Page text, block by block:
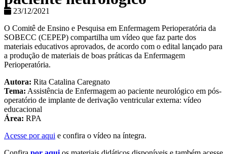
23/12/2021
O Comitê de Ensino e Pesquisa em Enfermagem Perioperatória da
SOBECC (CEPEP) compartilha um vídeo que faz parte dos
materiais educativos aprovados, de acordo com o edital lançado para
a produção de materiais de boas práticas da Enfermagem
Perioperatória.
Autora: Rita Catalina Caregnato
Tema: Assistência de Enfermagem ao paciente neurológico em pós-
operatório de implante de derivação ventricular externa: vídeo
educacional
Área: RPA
Acesse por aqui e confira o vídeo na íntegra.